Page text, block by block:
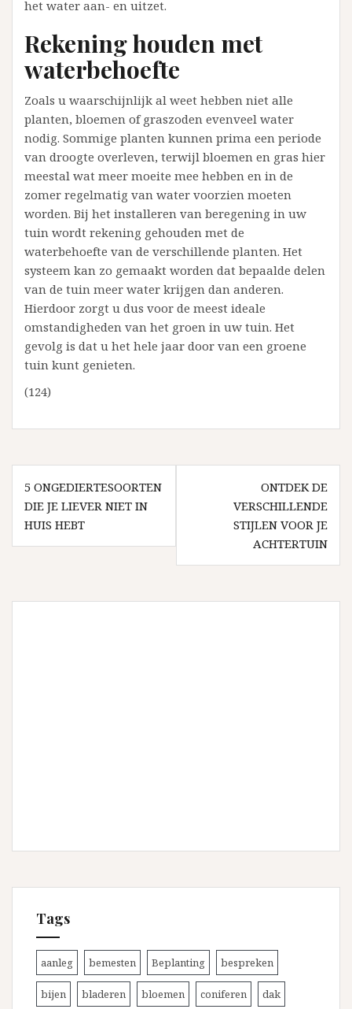
het water aan- en uitzet.
Rekening houden met
waterbehoefte
Zoals u waarschijnlijk al weet hebben niet alle
planten, bloemen of graszoden evenveel water
nodig. Sommige planten kunnen prima een periode
van droogte overleven, terwijl bloemen en gras hier
meestal wat meer moeite mee hebben en in de
zomer regelmatig van water voorzien moeten
worden. Bij het installeren van beregening in uw
tuin wordt rekening gehouden met de
waterbehoefte van de verschillende planten. Het
systeem kan zo gemaakt worden dat bepaalde delen
van de tuin meer water krijgen dan anderen.
Hierdoor zorgt u dus voor de meest ideale
omstandigheden van het groen in uw tuin. Het
gevolg is dat u het hele jaar door van een groene
tuin kunt genieten.
(124)
Bericht
navigatie
5 ONGEDIERTESOORTEN
DIE JE LIEVER NIET IN
HUIS HEBT
ONTDEK DE
VERSCHILLENDE
STIJLEN VOOR JE
ACHTERTUIN
Tags
aanleg bemesten Beplanting bespreken
bijen bladeren bloemen coniferen dak